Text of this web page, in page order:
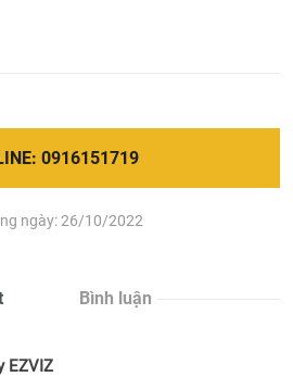
0916151719
ngày: 26/10/2022
Bình luận
EZVIZ